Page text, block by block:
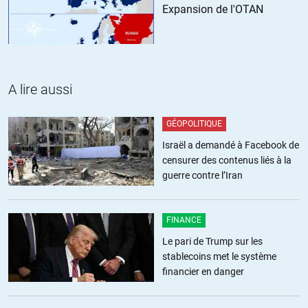
//14.06.2020 à 08h06
l’aveuglement teinté de bêtise. Et tout odieux qu’ils soit il sait
(certains moineaux s’enfuient au moindre pétard intellectuel). On a
donc parfois l’impression qu’il s’arrête au milieu du gué. M’enfin une
partie de l’essentiel est dit (et bien dit) et on remercie
chaleureusement les crises pour ce choix éditorial (qui change un
peu). Merci donc.
+29 ALERTER
Rond //14.06.2020 à 08h42
Très drôle mais si intensément pessimiste. Bienvenu au club !
Expansion de l'OTAN
A lire aussi
GÉOPOLITIQUE
Israël a demandé à Facebook de
censurer des contenus liés à la
guerre contre l’Iran
FINANCE
Le pari de Trump sur les
stablecoins met le système
financier en danger